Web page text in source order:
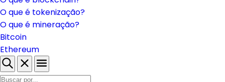
O que é tokenização?
O que é mineração?
Bitcoin
Ethereum